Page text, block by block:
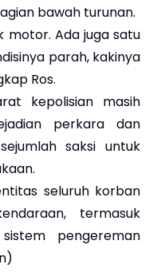
bawah turunan.
motor. Ada juga satu
parah, kakinya
Ros.
kepolisian masih
perkara dan
saksi untuk
seluruh korban
termasuk
pengereman